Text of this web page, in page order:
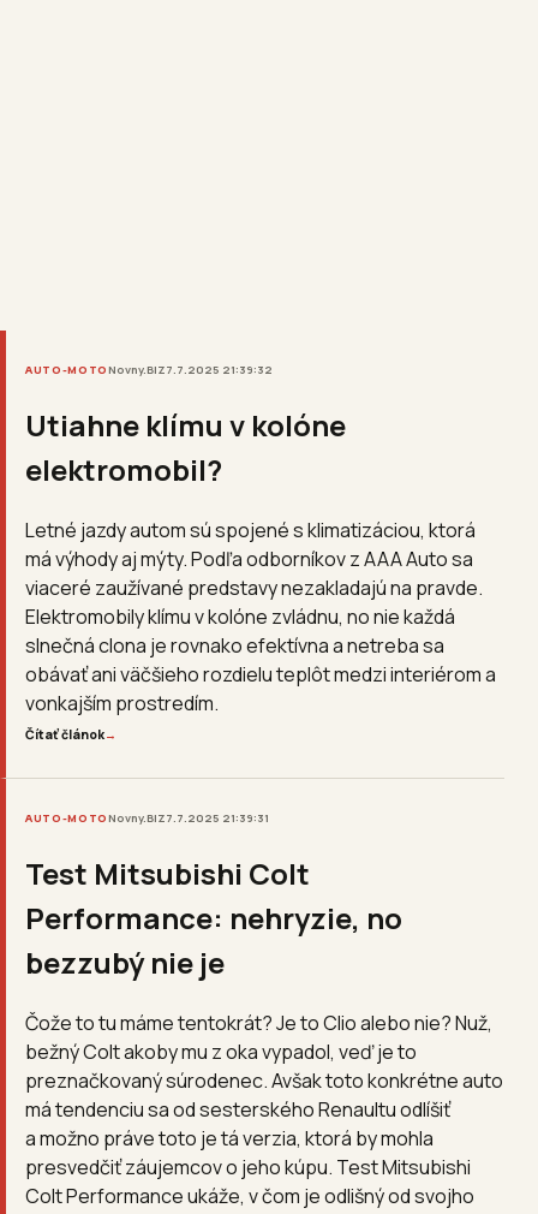
AUTO-MOTONovny.BIZ7.7.2025 21:39:32
Utiahne klímu v kolóne
elektromobil?
Letné jazdy autom sú spojené s klimatizáciou, ktorá
má výhody aj mýty. Podľa odborníkov z AAA Auto sa
viaceré zaužívané predstavy nezakladajú na pravde.
Elektromobily klímu v kolóne zvládnu, no nie každá
slnečná clona je rovnako efektívna a netreba sa
obávať ani väčšieho rozdielu teplôt medzi interiérom a
vonkajším prostredím.
Čítať článok→
AUTO-MOTONovny.BIZ7.7.2025 21:39:31
Test Mitsubishi Colt
Performance: nehryzie, no
bezzubý nie je
Čože to tu máme tentokrát? Je to Clio alebo nie? Nuž,
bežný Colt akoby mu z oka vypadol, veď je to
preznačkovaný súrodenec. Avšak toto konkrétne auto
má tendenciu sa od sesterského Renaultu odlíšiť
a možno práve toto je tá verzia, ktorá by mohla
presvedčiť záujemcov o jeho kúpu. Test Mitsubishi
Colt Performance ukáže, v čom je odlišný od svojho